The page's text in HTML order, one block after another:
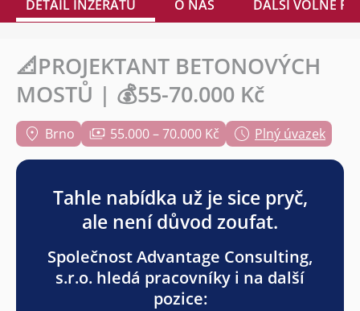
DETAIL INZERÁTU O NÁS DALŠÍ VOLNÉ
📐PROJEKTANT BETONOVÝCH
MOSTŮ | 💰55-70.000 Kč
Brno 55.000 – 70.000 Kč Plný úvazek
Tahle nabídka už je sice pryč,
ale není důvod zoufat.
Společnost Advantage Consulting,
s.r.o. hledá pracovníky i na další
pozice: